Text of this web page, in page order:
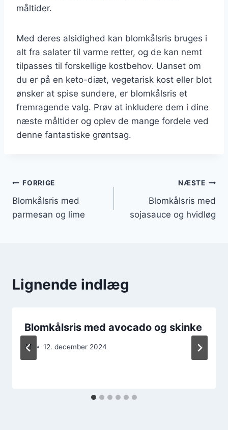
måltider.
Med deres alsidighed kan blomkålsris bruges i
alt fra salater til varme retter, og de kan nemt
tilpasses til forskellige kostbehov. Uanset om
du er på en keto-diæt, vegetarisk kost eller blot
ønsker at spise sundere, er blomkålsris et
fremragende valg. Prøv at inkludere dem i dine
næste måltider og oplev de mange fordele ved
denne fantastiske grøntsag.
Indlægsnavigation
FORRIGE
Blomkålsris med
parmesan og lime
NÆSTE
Blomkålsris med
sojasauce og hvidløg
Lignende indlæg
Blomkålsris med avocado og skinke
Af 12. december 2024